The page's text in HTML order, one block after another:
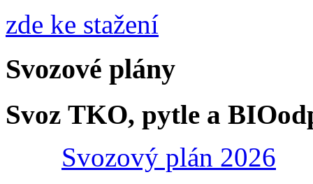
zde ke stažení
Svozové plány
Svoz TKO, pytle a
Svozový plán 2026